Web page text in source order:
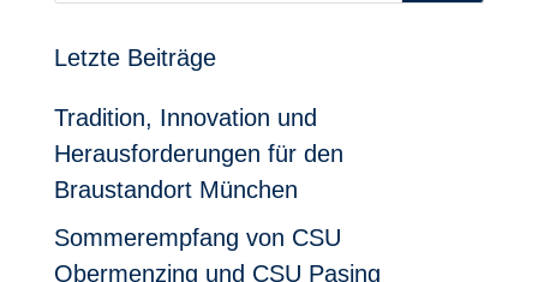
Letzte Beiträge
Tradition, Innovation und
Herausforderungen für den
Braustandort München
Sommerempfang von CSU
Obermenzing und CSU Pasing